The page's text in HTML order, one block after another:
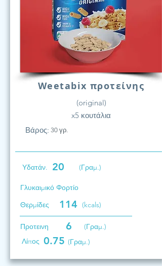
Weetabix προτείνης
(original)
x5 κουτάλια
Βάρος: 30 γρ.
Υδατάν. 20 (Γραμ.)
Γλυκαιμικό Φορτίο
Θερμίδες
114 (kcals)
Προτεινη 6
(Γραμ.)
Λίπος 0.75 (Γραμ.)